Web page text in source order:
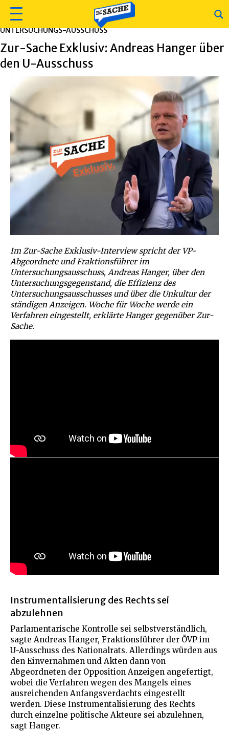
UNTERSUCHUNGS-AUSSCHUSS
Zur-Sache Exklusiv: Andreas Hanger über
den U-Ausschuss
Im Zur-Sache Exklusiv-Interview spricht der VP-
Abgeordnete und Fraktionsführer im
Untersuchungsausschuss, Andreas Hanger, über den
Untersuchungsgegenstand, die Effizienz des
Untersuchungsausschusses und über die Unkultur der
ständigen Anzeigen. Woche für Woche werde ein
Verfahren eingestellt, erklärte Hanger gegenüber Zur-
Sache.
Instrumentalisierung des Rechts sei
abzulehnen
Parlamentarische Kontrolle sei selbstverständlich,
sagte Andreas Hanger, Fraktionsführer der ÖVP im
U-Ausschuss des Nationalrats. Allerdings würden aus
den Einvernahmen und Akten dann von
Abgeordneten der Opposition Anzeigen angefertigt,
wobei die Verfahren wegen des Mangels eines
ausreichenden Anfangsverdachts eingestellt
werden. Diese Instrumentalisierung des Rechts
durch einzelne politische Akteure sei abzulehnen,
sagt Hanger.